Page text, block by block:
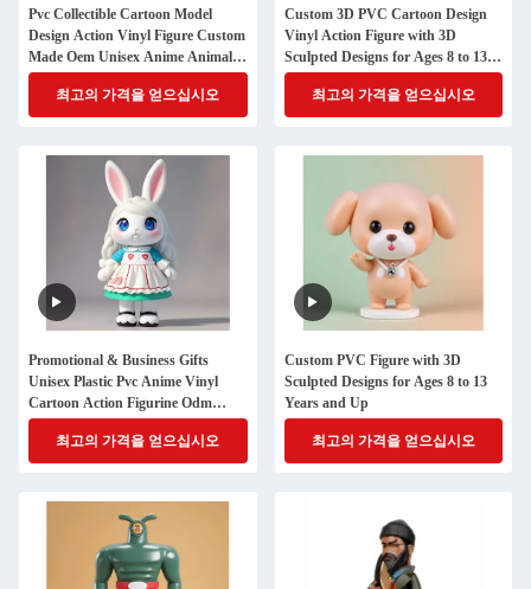
Pvc Collectible Cartoon Model
Design Action Vinyl Figure Custom
Made Oem Unisex Anime Animal
Themed Logo Personalized 3d Art
최고의 가격을 얻으십시오
Custom 3D PVC Cartoon Design
Vinyl Action Figure with 3D
Sculpted Designs for Ages 8 to 13
Years
최고의 가격을 얻으십시오
Promotional & Business Gifts
Unisex Plastic Pvc Anime Vinyl
Cartoon Action Figurine Odm
Model Manufacturer
최고의 가격을 얻으십시오
Custom PVC Figure with 3D
Sculpted Designs for Ages 8 to 13
Years and Up
최고의 가격을 얻으십시오